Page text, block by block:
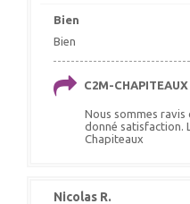
Bien
Bien
C2M-
Nous sommes
donné satisfaction.
Chapiteaux
Nicolas R.